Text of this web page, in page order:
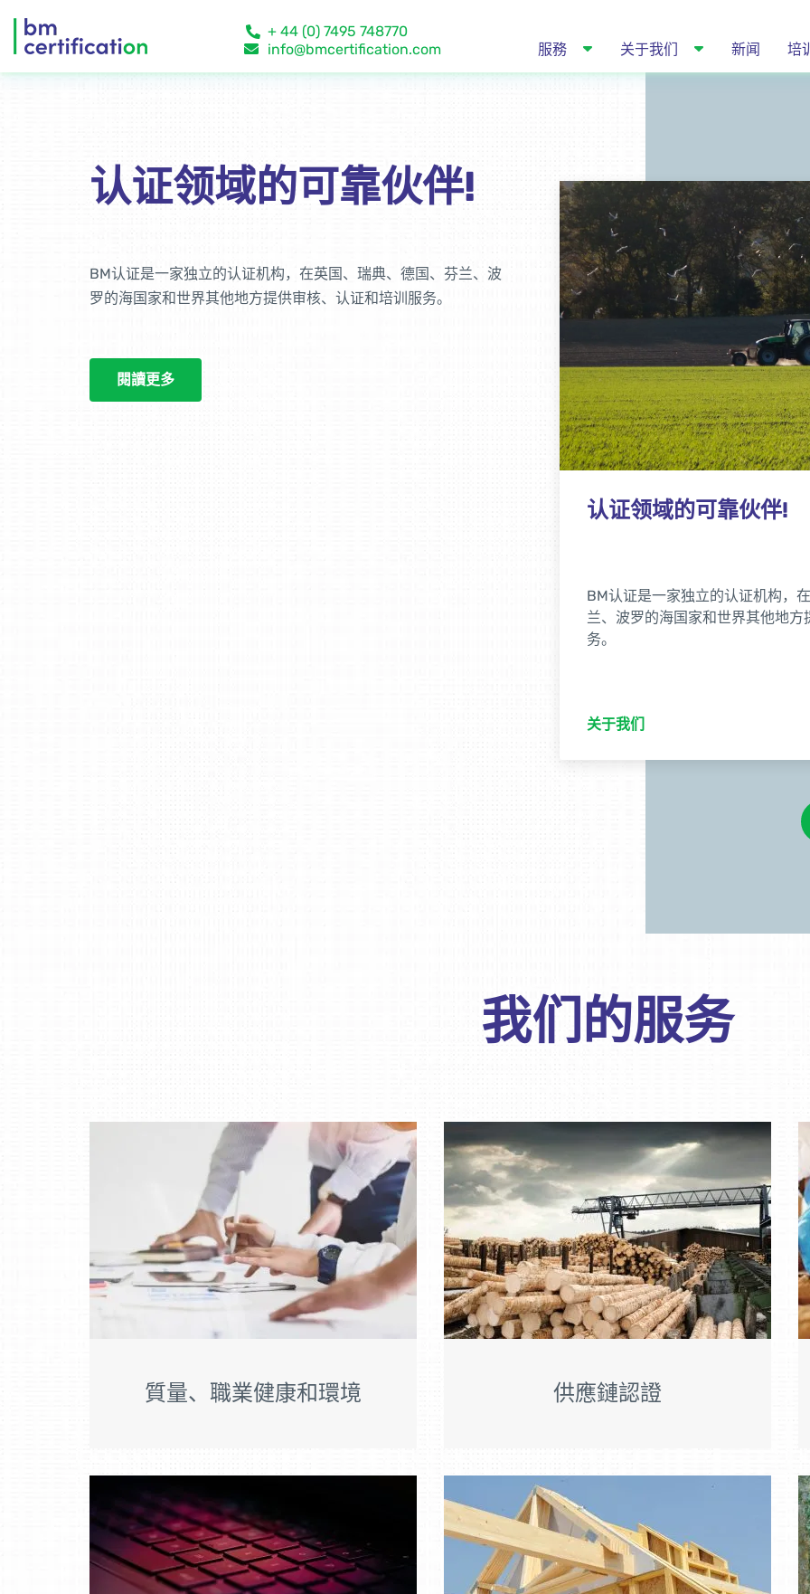
+ 44 (0) 7495 748770
info@bmcertification.com
服務 关于我们 新闻 培
认证领域的可靠伙伴!
BM认证是一家独立的认证机构，在英国、瑞典、德国、芬兰、波
罗的海国家和世界其他地方提供审核、认证和培训服务。
閱讀更多
认证领域的可靠伙伴!
BM认证是一家独立的认证机构，
兰、波罗的海国家和世界其他地
务。
关于我们
我们的服务
質量、職業健康和環境 供應鏈認證